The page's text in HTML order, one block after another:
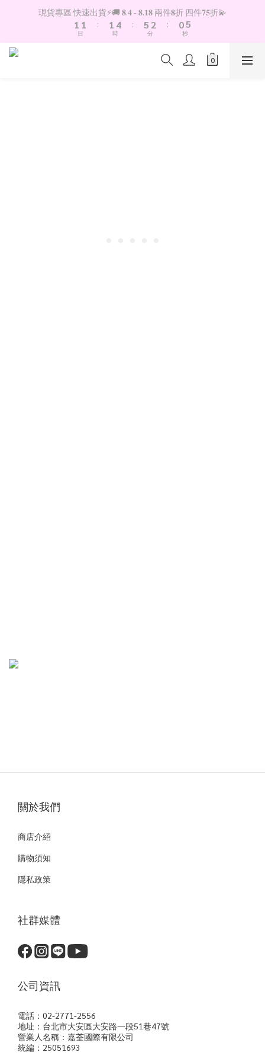
現貨專區 快速出貨⚡️🚚 𝟖.𝟒 - 𝟖.𝟏𝟖 兩件𝟖折 四件𝟕𝟓折💫
2
1
0
2
1
0
日
:
2
1
0
5
4
3
時
:
6
5
4
3
2
1
分
:
1
0
5
4
3
2
1
秒
關於我們
商店介紹
購物須知
隱私政策
社群媒體
公司資訊
電話：02-2771-2556
地址：台北市大安區大安路一段51巷47號
營業人名稱：嘉荃國際有限公司
統編：25051693